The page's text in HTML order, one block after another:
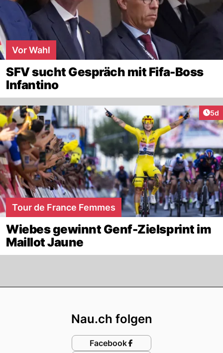
Vor Wahl
SFV sucht Gespräch mit Fifa-Boss
Infantino
5d
Tour de France Femmes
Wiebes gewinnt Genf-Zielsprint im
Maillot Jaune
Nau.ch folgen
Facebook